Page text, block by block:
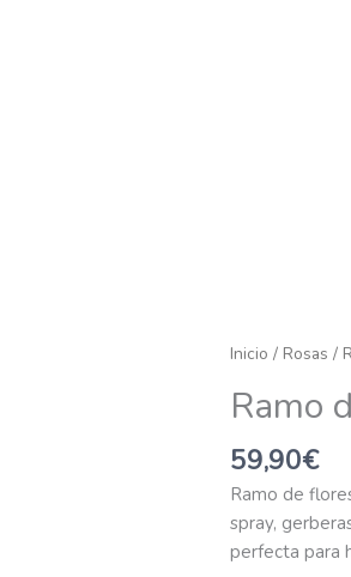
Inicio / Rosas /
Ramo
59,90€
Ramo de
spray,
perfecta para
Ramo
flores
cantidad